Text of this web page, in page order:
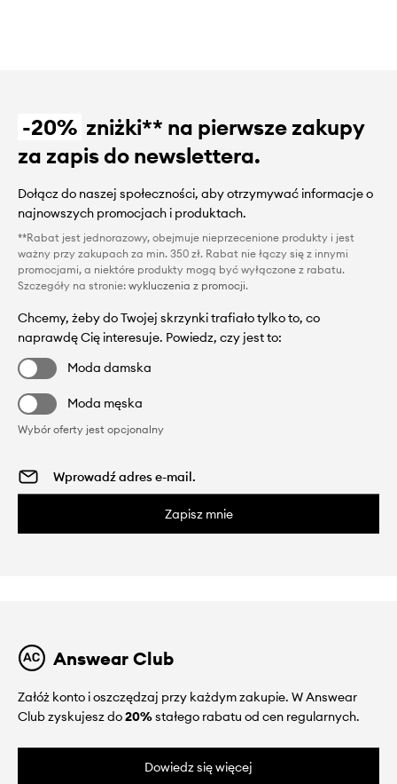
-20% zniżki** na pierwsze zakupy
za zapis do newslettera.
Dołącz do naszej społeczności, aby otrzymywać informacje o
najnowszych promocjach i produktach.
**Rabat jest jednorazowy, obejmuje nieprzecenione produkty i jest
ważny przy zakupach za min. 350 zł. Rabat nie łączy się z innymi
promocjami, a niektóre produkty mogą być wyłączone z rabatu.
Szczegóły na stronie: wykluczenia z promocji.
Chcemy, żeby do Twojej skrzynki trafiało tylko to, co
naprawdę Cię interesuje. Powiedz, czy jest to:
Moda damska
Moda męska
Wybór oferty jest opcjonalny
Zapisz mnie
Answear Club
Załóż konto i oszczędzaj przy każdym zakupie. W Answear
Club zyskujesz do20%stałego rabatu od cen regularnych.
Dowiedz się więcej